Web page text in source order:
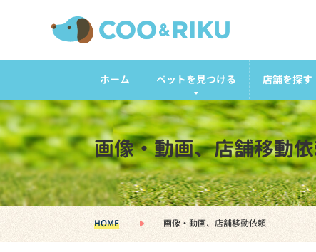
ホーム ペットを見つける 店舗を探す
画像・動画、店舗移動
HOME 画像・動画、店舗移動依頼